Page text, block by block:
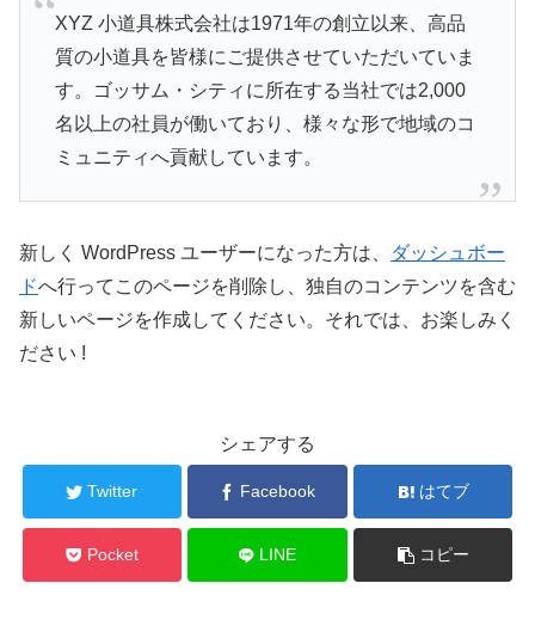
XYZ 小道具株式会社は1971年の創立以来、高品
質の小道具を皆様にご提供させていただいていま
す。ゴッサム・シティに所在する当社では2,000
名以上の社員が働いており、様々な形で地域のコ
ミュニティへ貢献しています。
新しく WordPress ユーザーになった方は、
ダッシュボー
ドへ行ってこのページを削除し、独自のコンテンツを含む
新しいページを作成してください。それでは、お楽しみく
ださい !
シェアする
Twitter Facebook はてブ
Pocket LINE コピー